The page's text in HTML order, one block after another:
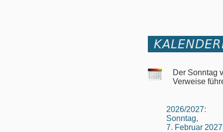
Der Sonntag
Verweise
2026/2027:
Sonntag,
7. Februar 2027